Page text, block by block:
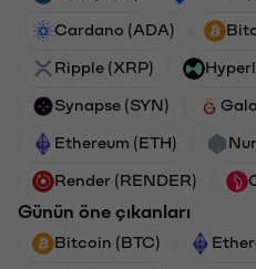
Cardano (ADA)
Ripple (XRP)
Synapse (SYN)
Ethereum (ETH)
Render (RENDER)
Günün öne çıkanları
Bitcoin (BTC)